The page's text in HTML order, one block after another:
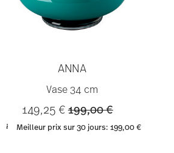
ANNA
Vase 34 cm
149,25 €Price reduced from
199,00 €to
Meilleur prix sur 30 jours:199,00 €